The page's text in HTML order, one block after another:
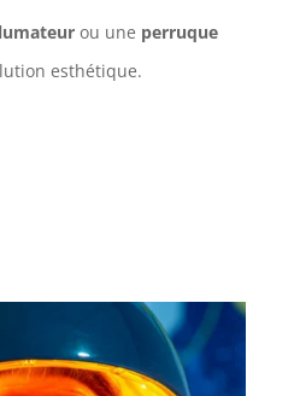
ou une perruque
esthétique.